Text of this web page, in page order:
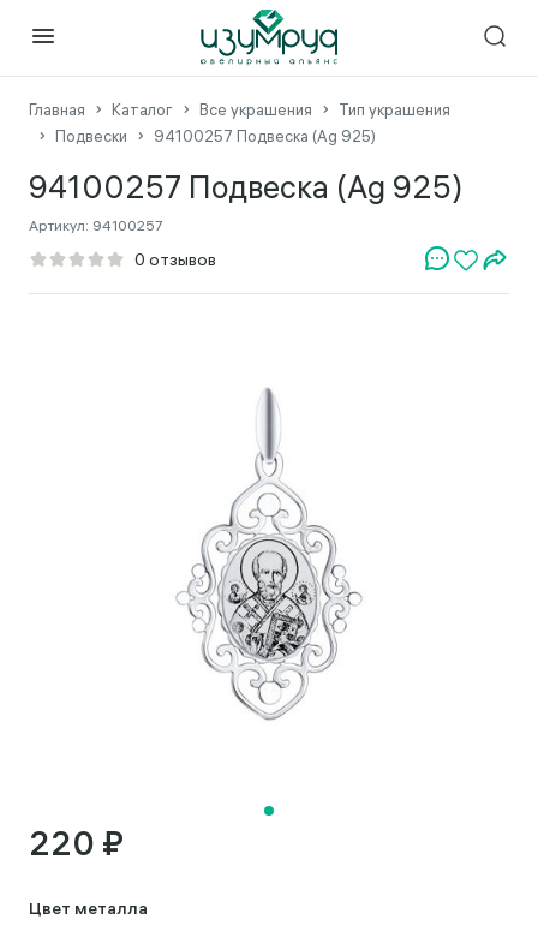
Главная Каталог Все украшения
Тип украшения
Подвески
94100257 Подвеска (Ag 925)
94100257 Подвеска (Ag 925)
Артикул: 94100257
220 ₽
Цвет металла